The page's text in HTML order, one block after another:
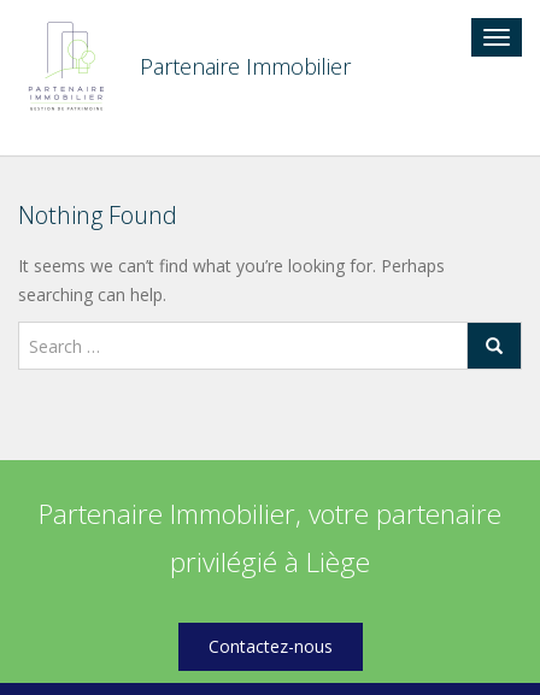
Partenaire Immobilier
Nothing Found
It seems we can’t find what you’re looking for. Perhaps
searching can help.
Partenaire Immobilier, votre partenaire
privilégié à Liège
Contactez-nous